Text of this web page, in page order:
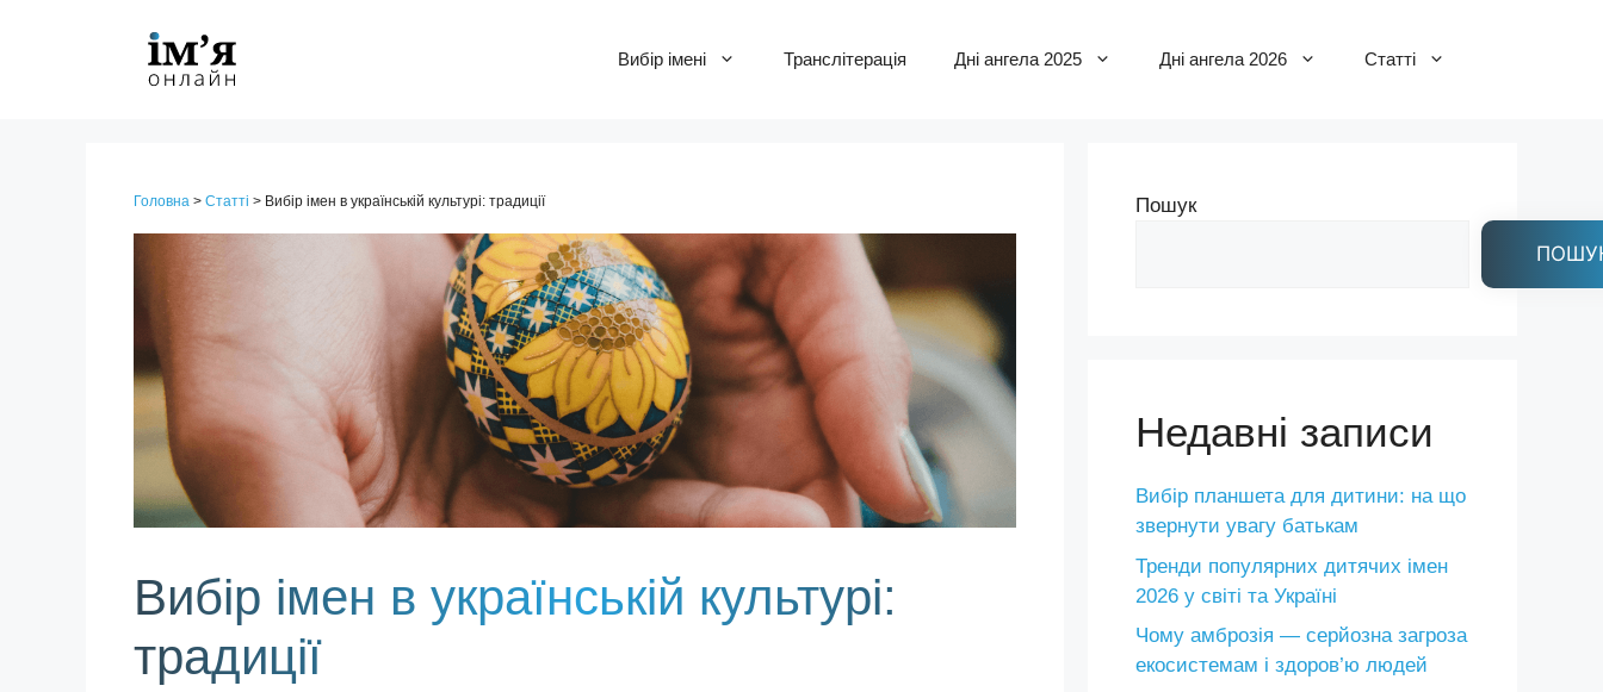
Вибір імені Транслітерація Дні ангела 2025 Дні ангела 2026 Статті
Головна > Статті > Вибір імен в українській культурі: традиції
Вибір імен в українській культурі:
традиції
Пошук
Недавні записи
Вибір планшета для дитини: на що
звернути увагу батькам
Тренди популярних дитячих імен
2026 у світі та Україні
Чому амброзія — серйозна загроза
екосистемам і здоров’ю людей